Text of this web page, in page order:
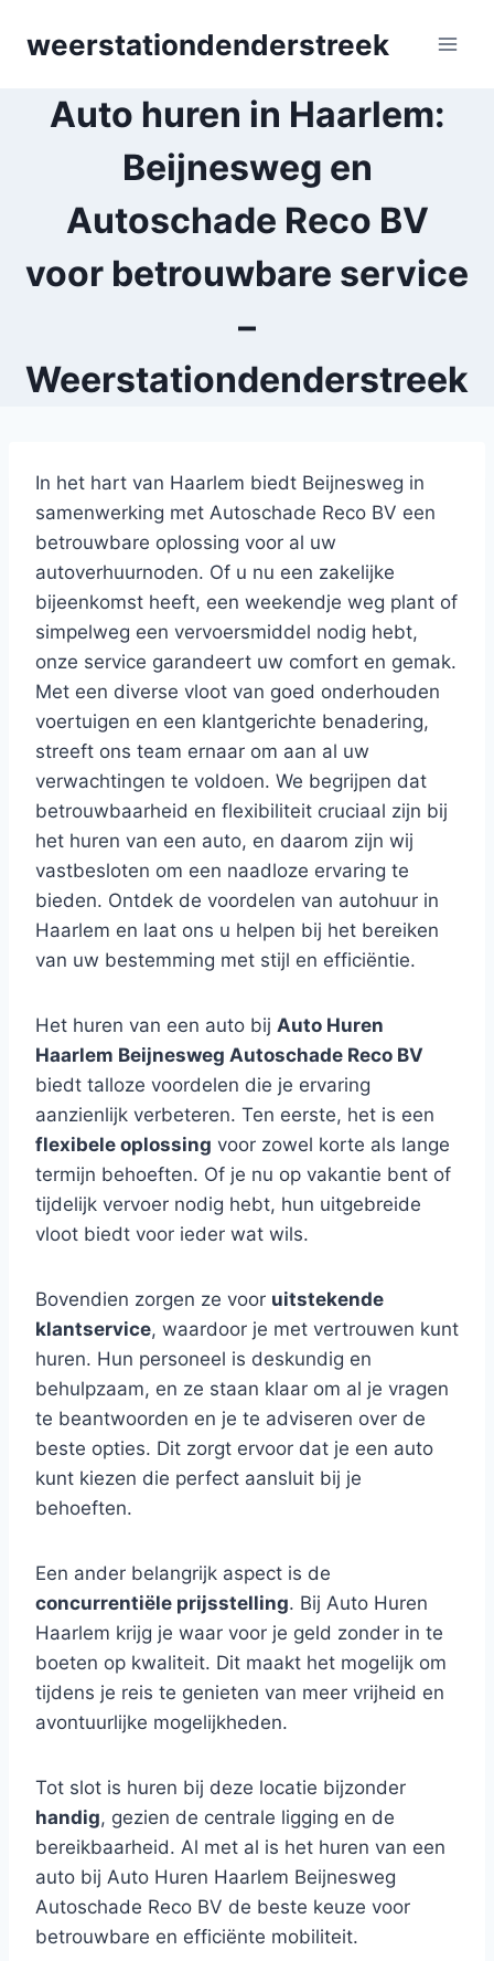
weerstationdenderstreek
Auto huren in Haarlem:
Beijnesweg en
Autoschade Reco BV
voor betrouwbare service
–
Weerstationdenderstreek
In het hart van Haarlem biedt Beijnesweg in
samenwerking met Autoschade Reco BV een
betrouwbare oplossing voor al uw
autoverhuurnoden. Of u nu een zakelijke
bijeenkomst heeft, een weekendje weg plant of
simpelweg een vervoersmiddel nodig hebt,
onze service garandeert uw comfort en gemak.
Met een diverse vloot van goed onderhouden
voertuigen en een klantgerichte benadering,
streeft ons team ernaar om aan al uw
verwachtingen te voldoen. We begrijpen dat
betrouwbaarheid en flexibiliteit cruciaal zijn bij
het huren van een auto, en daarom zijn wij
vastbesloten om een naadloze ervaring te
bieden. Ontdek de voordelen van autohuur in
Haarlem en laat ons u helpen bij het bereiken
van uw bestemming met stijl en efficiëntie.
Het huren van een auto bij Auto Huren
Haarlem Beijnesweg Autoschade Reco BV
biedt talloze voordelen die je ervaring
aanzienlijk verbeteren. Ten eerste, het is een
flexibele oplossing voor zowel korte als lange
termijn behoeften. Of je nu op vakantie bent of
tijdelijk vervoer nodig hebt, hun uitgebreide
vloot biedt voor ieder wat wils.
Bovendien zorgen ze voor uitstekende
klantservice, waardoor je met vertrouwen kunt
huren. Hun personeel is deskundig en
behulpzaam, en ze staan klaar om al je vragen
te beantwoorden en je te adviseren over de
beste opties. Dit zorgt ervoor dat je een auto
kunt kiezen die perfect aansluit bij je
behoeften.
Een ander belangrijk aspect is de
concurrentiële prijsstelling. Bij Auto Huren
Haarlem krijg je waar voor je geld zonder in te
boeten op kwaliteit. Dit maakt het mogelijk om
tijdens je reis te genieten van meer vrijheid en
avontuurlijke mogelijkheden.
Tot slot is huren bij deze locatie bijzonder
handig, gezien de centrale ligging en de
bereikbaarheid. Al met al is het huren van een
auto bij Auto Huren Haarlem Beijnesweg
Autoschade Reco BV de beste keuze voor
betrouwbare en efficiënte mobiliteit.